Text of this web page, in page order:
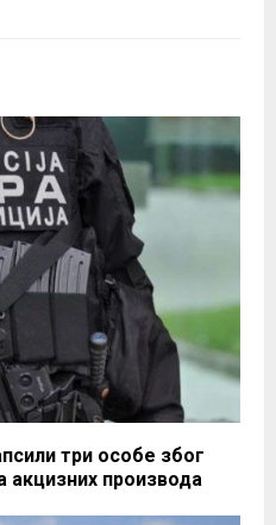
три особе због
производа